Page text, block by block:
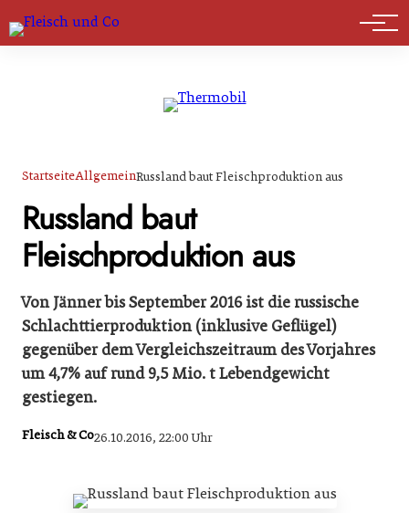
Marktführer
StartseiteAllgemeinRussland baut Fleischproduktion aus
Russland baut
Fleischproduktion aus
Von Jänner bis September 2016 ist die russische
Schlachttierproduktion (inklusive Geflügel)
gegenüber dem Vergleichszeitraum des Vorjahres
um 4,7% auf rund 9,5 Mio. t Lebendgewicht
gestiegen.
Fleisch & Co26.10.2016, 22:00 Uhr